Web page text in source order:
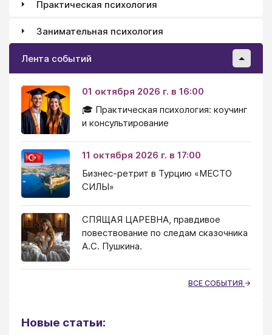
Практическая психология
Занимательная психология
Лента событий
01 октября 2026 г. в 16:00
🎓 Практическая психология: коучинг
и консультирование
11 октября 2026 г. в 17:00
Бизнес-ретрит в Турцию «МЕСТО
СИЛЫ»
СПЯЩАЯ ЦАРЕВНА, правдивое
повествование по следам сказочника
А.С. Пушкина.
ВСЕ СОБЫТИЯ
Новые статьи: